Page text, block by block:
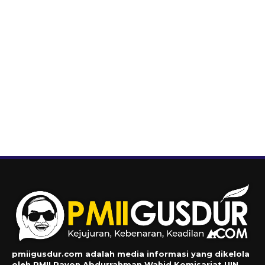
pmiigusdur.com adalah media informasi yang dikelola